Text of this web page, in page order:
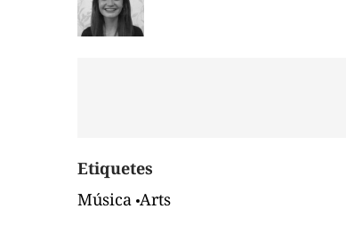
Etiquetes
Música Arts